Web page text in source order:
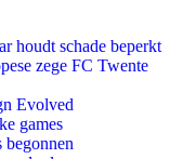
houdt schade beperkt
zege FC Twente
Evolved
games